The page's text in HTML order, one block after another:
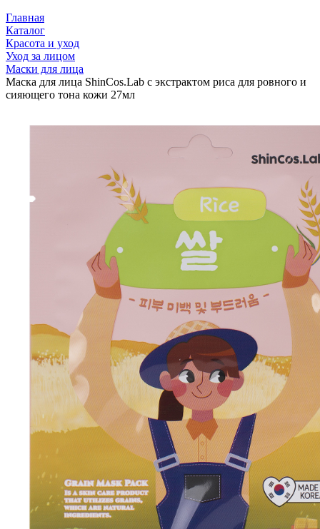
Главная
Каталог
Красота и уход
Уход за лицом
Маски для лица
Маска для лица ShinCos.Lab с экстрактом риса для ровного и
сияющего тона кожи 27мл